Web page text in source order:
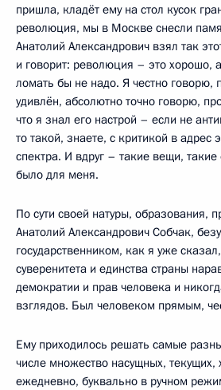
пришла, кладёт ему на стол кусок
революция, мы в Москве снесли
Анатолий Александрович взял так
и говорит: революция – это хорошо,
ломать бы не надо. Я честно говорю,
удивлён, абсолютно точно говорю,
что я знал его настрой – если не
то такой, знаете, с критикой в адрес
спектра. И вдруг – такие вещи,
было для меня.
По сути своей натуры, образования,
Анатолий Александрович Собчак,
государственником, как я уже
суверенитета и единства страны
демократии и прав человека и
взглядов. Был человеком прямым,
Ему приходилось решать самые
числе множество насущных, текущих,
ежедневно, буквально в ручном